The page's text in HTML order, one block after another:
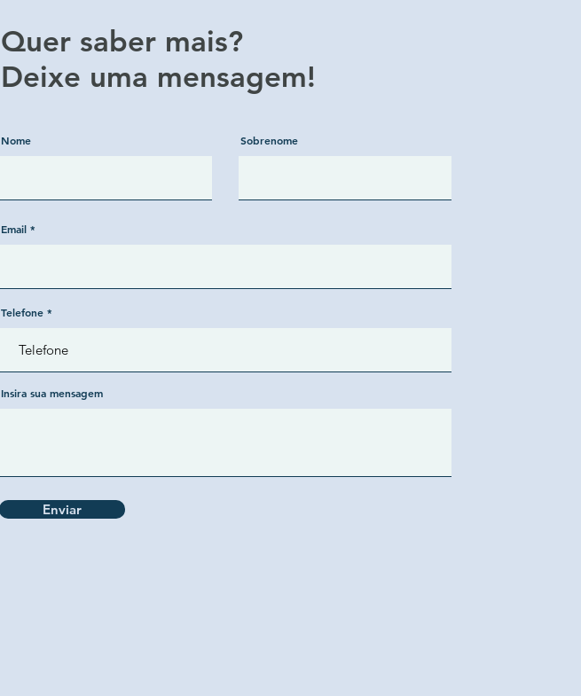
Quer saber mais?
Deixe uma mensagem!
Nome Sobrenome
Email
Telefone
Insira sua mensagem
Enviar